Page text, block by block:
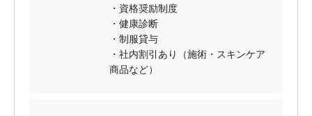
・資格奨励制度
・健康診断
・制服貸与
・社内割引あり（施術・スキンケア
商品など）